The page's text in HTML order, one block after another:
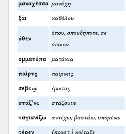
μαναχέσσα μονάχη
ξάι καθόλου
όθεν
όπου, οπουδήποτε, σε
όποιον
ομματόπα ματάκια
παίρτς παίρνεις
σεβτι͜ά έρωτας
στάζ’νε στάζουνε
ταγιανίζω αντέχω, βαστάω, υπομένω
τέρεν (προστ.) κοίταξε